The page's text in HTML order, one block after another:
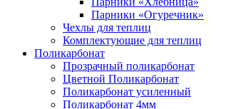
Парники «Огуречник»
Чехлы для теплиц
Комплектующие для теплиц
Поликарбонат
Прозрачный поликарбонат
Цветной Поликарбонат
Поликарбонат усиленный
Поликарбонат 4мм